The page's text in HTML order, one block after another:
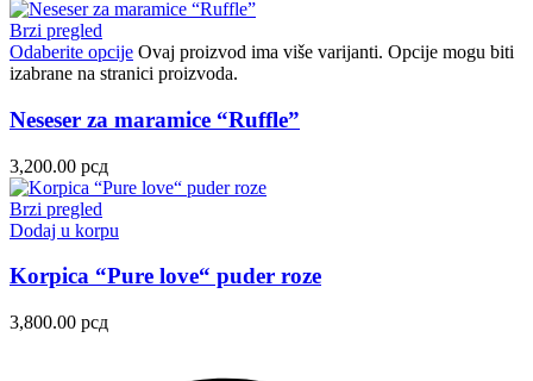
Brzi pregled
Odaberite opcije Ovaj proizvod ima više varijanti. Opcije mogu biti
izabrane na stranici proizvoda.
Neseser za maramice “Ruffle”
3,200.00 рсд
Brzi pregled
Dodaj u korpu
Korpica “Pure love“ puder roze
3,800.00 рсд